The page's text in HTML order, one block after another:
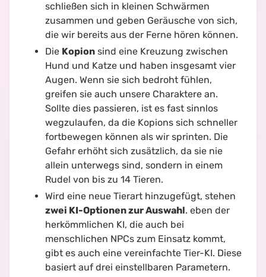
schließen sich in kleinen Schwärmen
zusammen und geben Geräusche von sich,
die wir bereits aus der Ferne hören können.
Die Kopion sind eine Kreuzung zwischen
Hund und Katze und haben insgesamt vier
Augen. Wenn sie sich bedroht fühlen,
greifen sie auch unsere Charaktere an.
Sollte dies passieren, ist es fast sinnlos
wegzulaufen, da die Kopions sich schneller
fortbewegen können als wir sprinten. Die
Gefahr erhöht sich zusätzlich, da sie nie
allein unterwegs sind, sondern in einem
Rudel von bis zu 14 Tieren.
Wird eine neue Tierart hinzugefügt, stehen
zwei KI-Optionen zur Auswahl. eben der
herkömmlichen KI, die auch bei
menschlichen NPCs zum Einsatz kommt,
gibt es auch eine vereinfachte Tier-KI. Diese
basiert auf drei einstellbaren Parametern.